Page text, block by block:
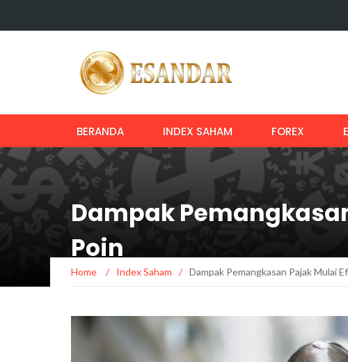
BERANDA INDEX SAHAM FOREX
Dampak
Poin
Home / Index Saham / Dampak Pemangkasan Pajak Mulai